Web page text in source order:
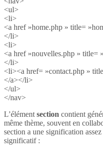
<ul>
<li>
<a href »home.php » title=
</li>
<li>
<a href »nouvelles.php » title=
</li>
<li><a href= »contact.php »
</a></li>
</ul>
</nav>
L’élément section contient
même thème, souvent en
section a une signification
significatif :